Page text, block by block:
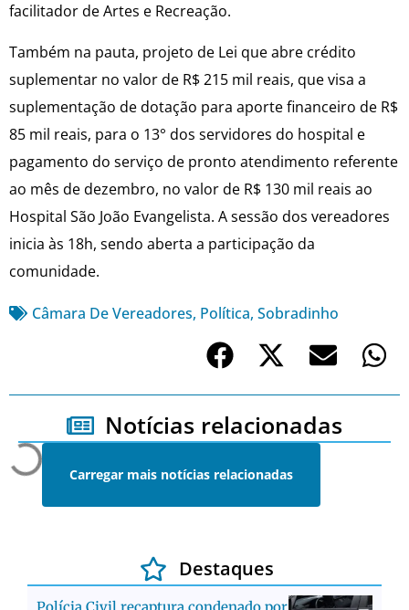
facilitador de Artes e Recreação.
Também na pauta, projeto de Lei que abre crédito
suplementar no valor de R$ 215 mil reais, que visa a
suplementação de dotação para aporte financeiro de R$
85 mil reais, para o 13° dos servidores do hospital e
pagamento do serviço de pronto atendimento referente
ao mês de dezembro, no valor de R$ 130 mil reais ao
Hospital São João Evangelista. A sessão dos vereadores
inicia às 18h, sendo aberta a participação da
comunidade.
Câmara De Vereadores, Política, Sobradinho
Notícias relacionadas
Carregar mais notícias relacionadas
Destaques